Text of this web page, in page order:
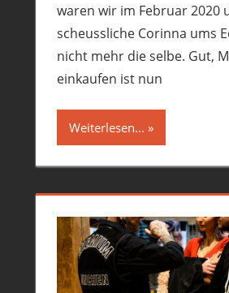
waren wir im Februar 2020
scheussliche Corinna ums
nicht mehr die selbe. Gut,
einkaufen ist nun
Weiterlesen...